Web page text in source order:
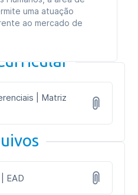
uma atuação
ao mercado de
| Matriz
EAD